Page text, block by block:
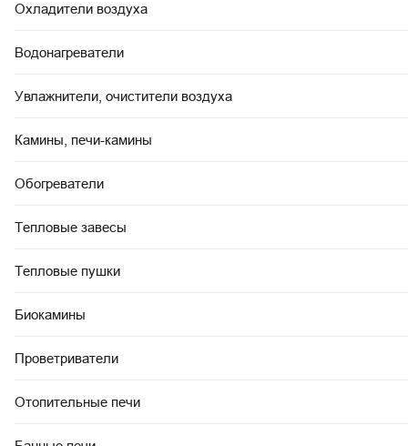
Охладители воздуха
Водонагреватели
Увлажнители, очистители воздуха
Камины, печи-камины
Обогреватели
Тепловые завесы
Тепловые пушки
Биокамины
Проветриватели
Отопительные печи